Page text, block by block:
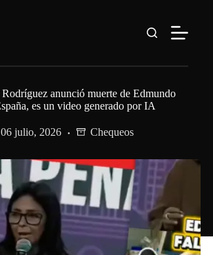
anunció muerte de Edmundo
es un video generado por IA
06 julio, 2026 Chequeos